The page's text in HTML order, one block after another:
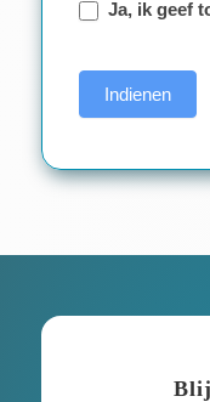
Ja, ik geef
Indienen